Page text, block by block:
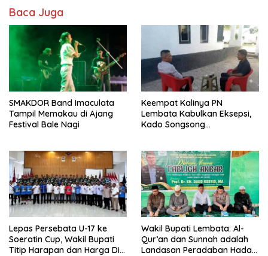
Baca Juga
SMAKDOR Band Imaculata
Tampil Memakau di Ajang
Festival Bale Nagi
Keempat Kalinya PN
Lembata Kabulkan Eksepsi,
Kado Songsong
Lepas Persebata U-17 ke
Soeratin Cup, Wakil Bupati
Titip Harapan dan Harga Diri
Wakil Bupati Lembata: Al-
Qur’an dan Sunnah adalah
Landasan Peradaban Hadapi